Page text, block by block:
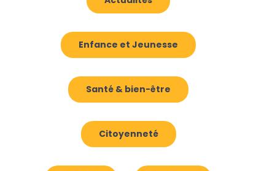
Enfance et Jeunesse
Santé & bien-être
Citoyenneté